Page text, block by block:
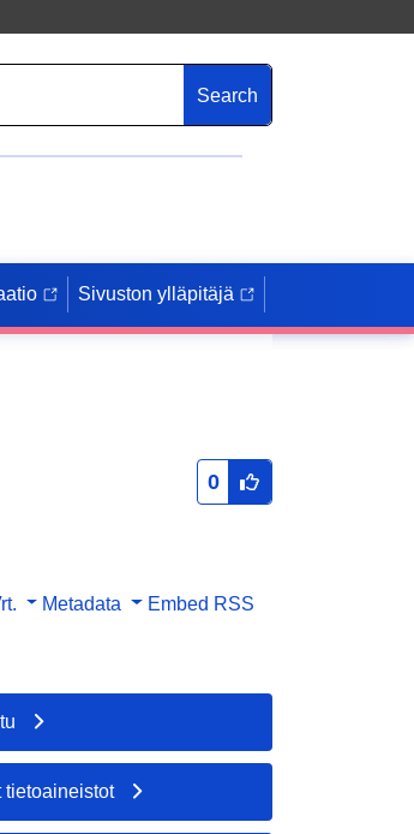
Search
Sivuston ylläpitäjä
0
Metadata Embed RSS
tietoaineistot